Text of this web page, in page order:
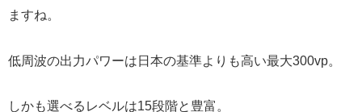
ますね。
低周波の出力パワーは日本の基準よりも高い最大300vp。
しかも選べるレベルは15段階と豊富。